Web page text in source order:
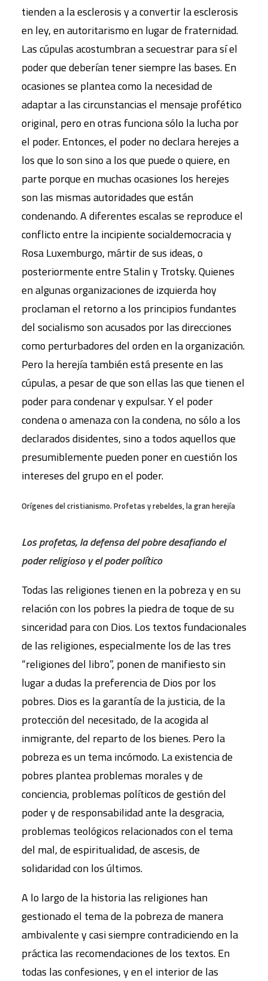
tienden a la esclerosis y a convertir la esclerosis
en ley, en autoritarismo en lugar de fraternidad.
Las cúpulas acostumbran a secuestrar para sí el
poder que deberían tener siempre las bases. En
ocasiones se plantea como la necesidad de
adaptar a las circunstancias el mensaje profético
original, pero en otras funciona sólo la lucha por
el poder. Entonces, el poder no declara herejes a
los que lo son sino a los que puede o quiere, en
parte porque en muchas ocasiones los herejes
son las mismas autoridades que están
condenando. A diferentes escalas se reproduce el
conflicto entre la incipiente socialdemocracia y
Rosa Luxemburgo, mártir de sus ideas, o
posteriormente entre Stalin y Trotsky. Quienes
en algunas organizaciones de izquierda hoy
proclaman el retorno a los principios fundantes
del socialismo son acusados por las direcciones
como perturbadores del orden en la organización.
Pero la herejía también está presente en las
cúpulas, a pesar de que son ellas las que tienen el
poder para condenar y expulsar. Y el poder
condena o amenaza con la condena, no sólo a los
declarados disidentes, sino a todos aquellos que
presumiblemente pueden poner en cuestión los
intereses del grupo en el poder.
Orígenes del cristianismo. Profetas y rebeldes, la gran herejía
Los profetas, la defensa del pobre desafiando el
poder religioso y el poder político
Todas las religiones tienen en la pobreza y en su
relación con los pobres la piedra de toque de su
sinceridad para con Dios. Los textos fundacionales
de las religiones, especialmente los de las tres
“religiones del libro”, ponen de manifiesto sin
lugar a dudas la preferencia de Dios por los
pobres. Dios es la garantía de la justicia, de la
protección del necesitado, de la acogida al
inmigrante, del reparto de los bienes. Pero la
pobreza es un tema incómodo. La existencia de
pobres plantea problemas morales y de
conciencia, problemas políticos de gestión del
poder y de responsabilidad ante la desgracia,
problemas teológicos relacionados con el tema
del mal, de espiritualidad, de ascesis, de
solidaridad con los últimos.
A lo largo de la historia las religiones han
gestionado el tema de la pobreza de manera
ambivalente y casi siempre contradiciendo en la
práctica las recomendaciones de los textos. En
todas las confesiones, y en el interior de las